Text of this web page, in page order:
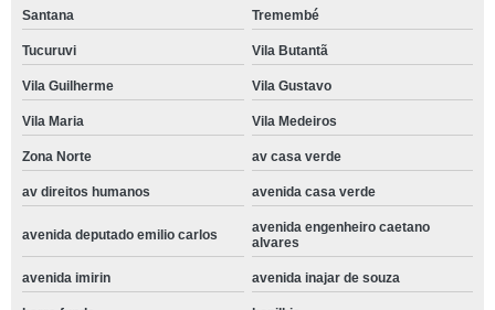
Santana Tremembé
Tucuruvi Vila Butantã
Vila Guilherme Vila Gustavo
Vila Maria Vila Medeiros
Zona Norte av casa verde
av direitos humanos avenida casa verde
avenida deputado emilio carlos
avenida engenheiro caetano
alvares
avenida imirin avenida inajar de souza